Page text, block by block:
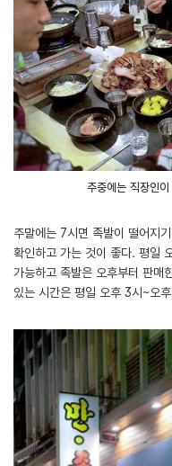
주중에는 직장인
주말에는 7시면 족발이 떨어지
확인하고 가는 것이 좋다. 평일
가능하고 족발은 오후부터 판
있는 시간은 평일 오후 3시~오